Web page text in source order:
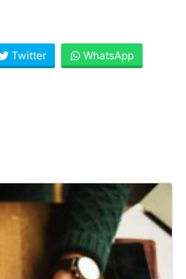
Twitter WhatsApp